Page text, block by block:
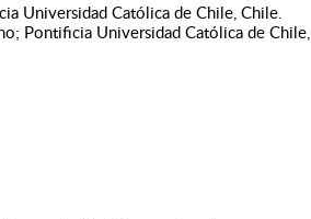
Universidad Católica de Chile, Chile.
Pontificia Universidad Católica de Chile,